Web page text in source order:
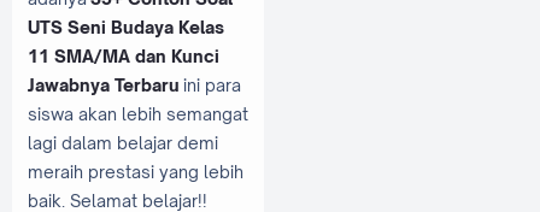
UTS Seni Budaya Kelas
11 SMA/MA dan Kunci
Jawabnya Terbaru ini para
siswa akan lebih semangat
lagi dalam belajar demi
meraih prestasi yang lebih
baik. Selamat belajar!!